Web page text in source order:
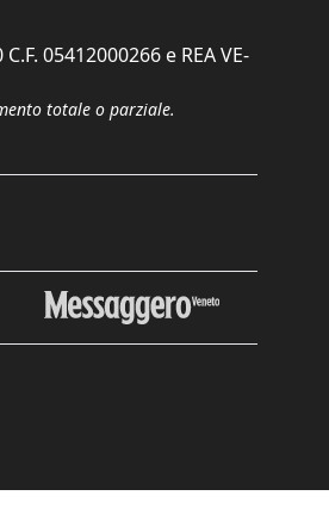
05412000266 e REA VE-
totale o parziale.